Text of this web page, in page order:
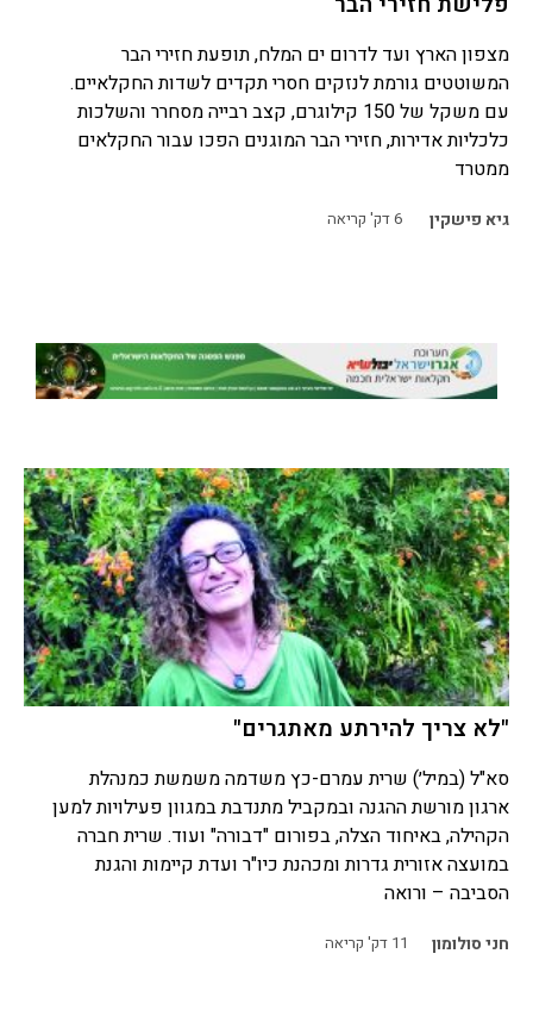
מצפון הארץ ועד לדרום ים המלח, תופעת חזירי הבר
המשוטטים גורמת לנזקים חסרי תקדים לשדות החקלאיים.
עם משקל של 150 קילוגרם, קצב רבייה מסחרר והשלכות
כלכליות אדירות, חזירי הבר המוגנים הפכו עבור החקלאים
ממטרד
גיא פישקין 6דק' קריאה
"לא צריך להירתע מאתגרים"
סא"ל (במיל׳) שרית עמרם-כץ משדמה משמשת כמנהלת
ארגון מורשת ההגנה ובמקביל מתנדבת במגוון פעילויות למען
הקהילה, באיחוד הצלה, בפורום "דבורה" ועוד. שרית חברה
במועצה אזורית גדרות ומכהנת כיו"ר ועדת קיימות והגנת
הסביבה – ורואה
חני סולומון 11 דק' קריאה